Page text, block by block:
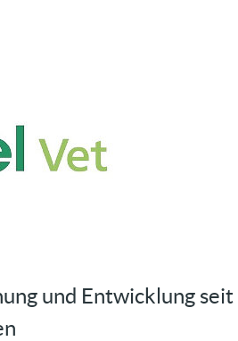
und Entwicklung seit